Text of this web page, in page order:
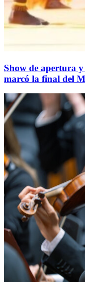
Show de apertura
marcó la final del